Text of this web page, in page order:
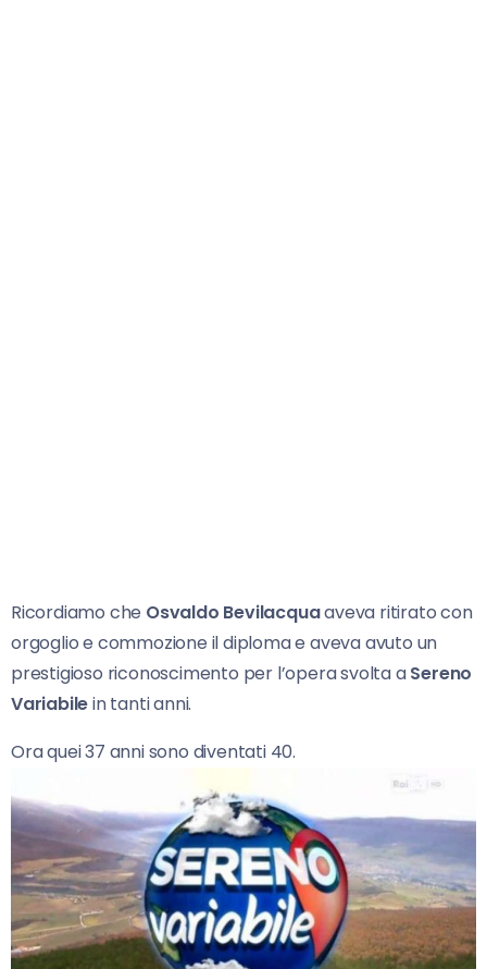
Ricordiamo che Osvaldo Bevilacquaaveva ritirato con
orgoglio e commozione il diploma e aveva avuto un
prestigioso riconoscimento per l’opera svolta aSereno
Variabilein tanti anni.
Ora quei 37 anni sono diventati 40.